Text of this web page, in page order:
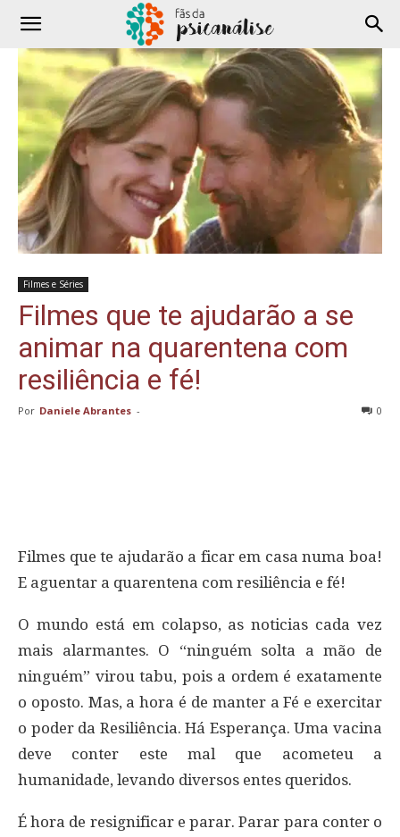
Filmes e Séries
Filmes que te ajudarão a se
animar na quarentena com
resiliência e fé!
Por Daniele Abrantes - 0
Filmes que te ajudarão a ficar em casa numa boa!
E aguentar a quarentena com resiliência e fé!
O mundo está em colapso, as noticias cada vez
mais alarmantes. O “ninguém solta a mão de
ninguém” virou tabu, pois a ordem é exatamente
o oposto. Mas, a hora é de manter a Fé e exercitar
o poder da Resiliência. Há Esperança. Uma vacina
deve conter este mal que acometeu a
humanidade, levando diversos entes queridos.
É hora de resignificar e parar. Parar para conter o